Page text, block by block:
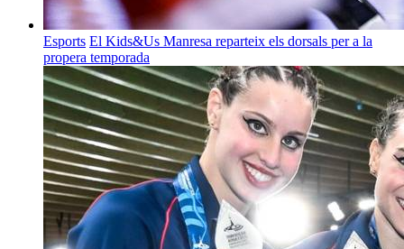
Esports El Kids&Us Manresa reparteix els dorsals per a la
propera temporada